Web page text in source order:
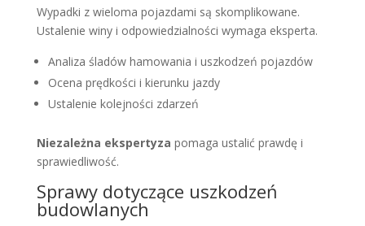
Wypadki z wieloma pojazdami są skomplikowane.
Ustalenie winy i odpowiedzialności wymaga eksperta.
Analiza śladów hamowania i uszkodzeń pojazdów
Ocena prędkości i kierunku jazdy
Ustalenie kolejności zdarzeń
Niezależna ekspertyza pomaga ustalić prawdę i
sprawiedliwość.
Sprawy dotyczące uszkodzeń
budowlanych